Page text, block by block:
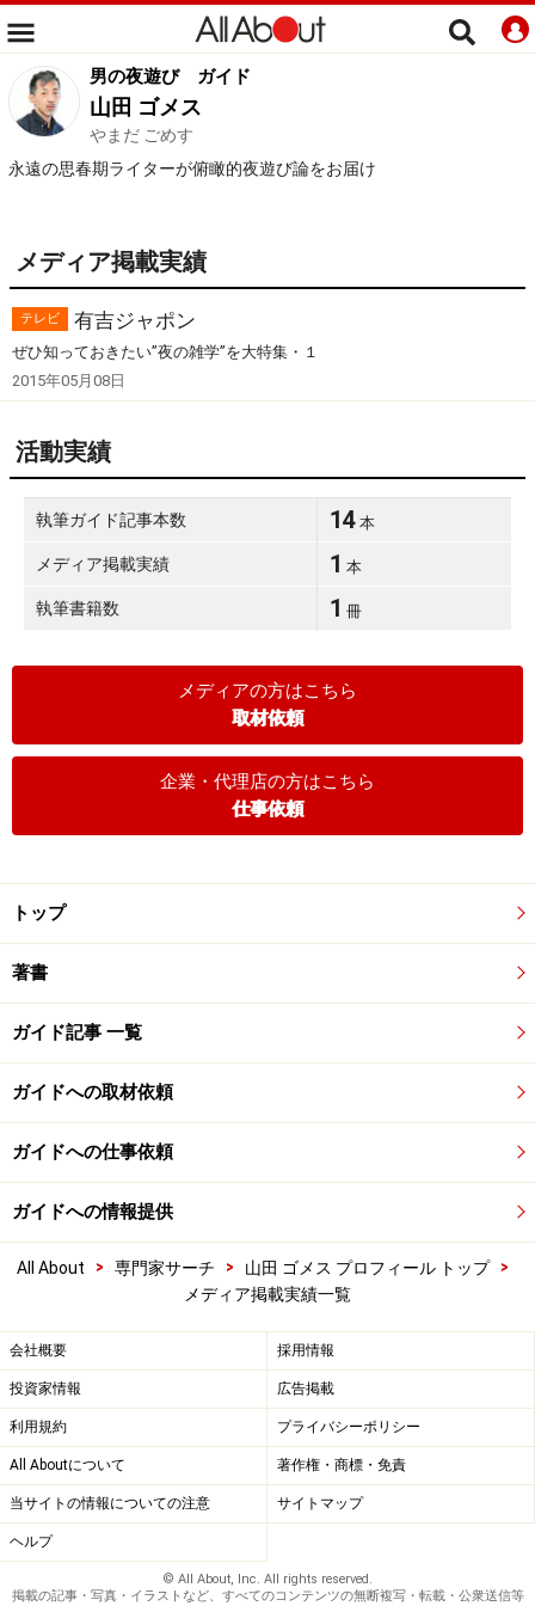
男の夜遊び ガイド
山田 ゴメス
やまだ ごめす
永遠の思春期ライターが俯瞰的夜遊び論をお届け
メディア掲載実績
テレビ 有吉ジャポン
ぜひ知っておきたい”夜の雑学”を大特集・１
2015年05月08日
活動実績
執筆ガイド記事本数 14 本
メディア掲載実績 1 本
執筆書籍数 1 冊
メディアの方はこちら
取材依頼
企業・代理店の方はこちら
仕事依頼
トップ
著書
ガイド記事 一覧
ガイドへの取材依頼
ガイドへの仕事依頼
ガイドへの情報提供
All About > 専門家サーチ > 山田 ゴメス プロフィール トップ
>
メディア掲載実績一覧
会社概要 採用情報
投資家情報 広告掲載
利用規約 プライバシーポリシー
All Aboutについて 著作権・商標・免責
当サイトの情報についての注意 サイトマップ
ヘルプ
© All About, Inc. All rights reserved.
掲載の記事・写真・イラストなど、すべてのコンテンツの無断複写・転載・公衆送信等